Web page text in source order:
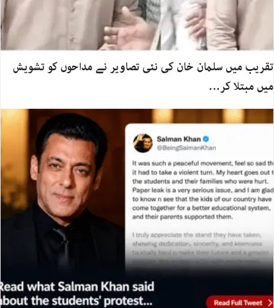
تقریب میں سلمان خان کی نئی تصاویر نے مداحوں کو تشویش
میں مبتلا کر…